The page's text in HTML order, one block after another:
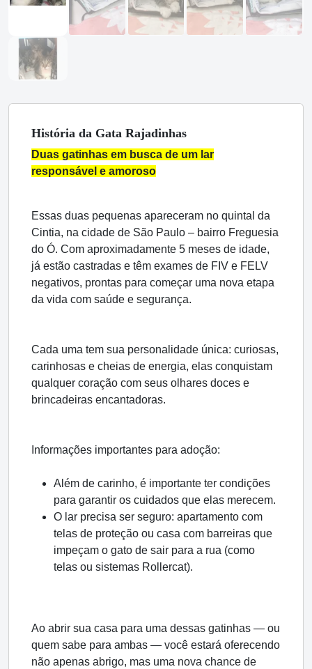
História da Gata Rajadinhas
Duas gatinhas em busca de um lar
responsável e amoroso
Essas duas pequenas apareceram no quintal da
Cintia, na cidade de São Paulo – bairro Freguesia
do Ó. Com aproximadamente 5 meses de idade,
já estão castradas e têm exames de FIV e FELV
negativos, prontas para começar uma nova etapa
da vida com saúde e segurança.
Cada uma tem sua personalidade única: curiosas,
carinhosas e cheias de energia, elas conquistam
qualquer coração com seus olhares doces e
brincadeiras encantadoras.
Informações importantes para adoção:
Além de carinho, é importante ter condições
para garantir os cuidados que elas merecem.
O lar precisa ser seguro: apartamento com
telas de proteção ou casa com barreiras que
impeçam o gato de sair para a rua (como
telas ou sistemas Rollercat).
Ao abrir sua casa para uma dessas gatinhas — ou
quem sabe para ambas — você estará oferecendo
não apenas abrigo, mas uma nova chance de